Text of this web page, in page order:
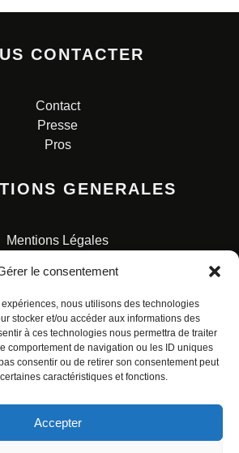
le consentement
nous utilisons des technologies
stocker et/ou accéder aux informations des
à ces technologies nous permettra de traiter
comportement de navigation ou les ID uniques
consentir ou de retirer son consentement peut
caractéristiques et fonctions.
Accepter
CONTACTER
Contact
Presse
Pros
GENERALES
Mentions Légales
des données personnelles
URBAN COMICS POUR LES